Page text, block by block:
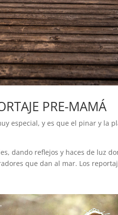
PRE-MAMÁ
especial, y es que el pinar y la
dando reflejos y haces de luz
que dan al mar. Los